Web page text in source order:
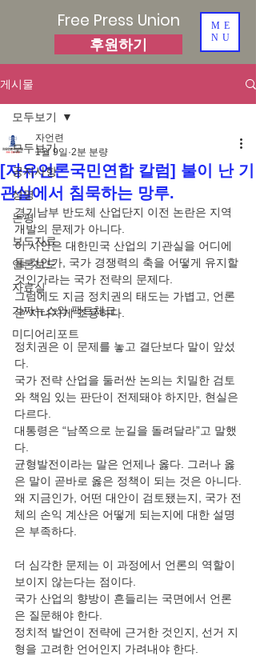
Free Press Union
후원하기
ME
NU
게시물
모두보기
공지사항
성명
논평
보도자료
언론보도
자료실
가짜뉴스와 팩트체크
미디어리포트
모두보기
[자유언론국민연합 칼럼] 불이 난 기
관실에서 침묵하는 망루.
자언련
1월 9일 2분 분량
경기남부 반도체 산업단지 이전 논란은 지역
개발의 문제가 아니다.
이 사안은 대한민국 산업의 기관실을 어디에
둘 것인가, 국가 경쟁력의 축을 어떻게 유지할
것인가라는 국가 전략의 문제다.
그럼에도 지금 정치권의 태도는 가볍고, 언론
은 지나치게 조용하다.
정치권은 이 문제를 놓고 결단보다 말이 앞섰
다.
국가 전략 산업을 둘러싼 논의는 치밀한 검토
와 책임 있는 판단이 전제돼야 하지만, 현실은
다르다.
대통령은 “남쪽으로 눈길을 돌려달라”고 말했
다.
균형발전이라는 말은 언제나 옳다. 그러나 옳
은 말이 곧바로 옳은 정책이 되는 것은 아니다.
왜 지금인가, 어떤 대안이 검토됐는지, 국가 전
체의 손익 계산은 어떻게 되는지에 대한 설명
은 부족하다.
더 심각한 문제는 이 과정에서 언론의 역할이
보이지 않는다는 점이다.
국가 산업의 향방이 흔들리는 국면에서 언론
은 질문해야 한다.
정치적 발언이 전략에 근거한 것인지, 선거 지
형을 고려한 언어인지 가려내야 한다.